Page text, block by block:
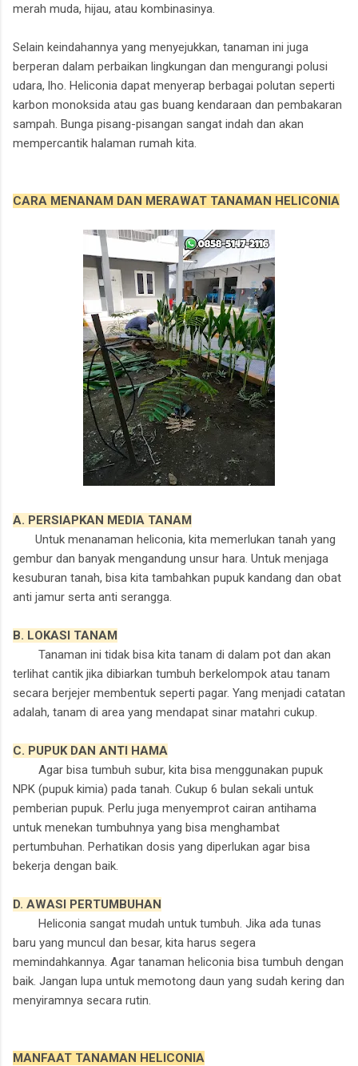
merah muda, hijau, atau kombinasinya.
Selain keindahannya yang menyejukkan, tanaman ini juga
berperan dalam perbaikan lingkungan dan mengurangi polusi
udara, lho. Heliconia dapat menyerap berbagai polutan seperti
karbon monoksida atau gas buang kendaraan dan pembakaran
sampah. Bunga pisang-pisangan sangat indah dan akan
mempercantik halaman rumah kita.
CARA MENANAM DAN MERAWAT TANAMAN HELICONIA
A. PERSIAPKAN MEDIA TANAM
Untuk menanaman heliconia, kita memerlukan tanah yang
gembur dan banyak mengandung unsur hara. Untuk menjaga
kesuburan tanah, bisa kita tambahkan pupuk kandang dan obat
anti jamur serta anti serangga.
B. LOKASI TANAM
Tanaman ini tidak bisa kita tanam di dalam pot dan akan
terlihat cantik jika dibiarkan tumbuh berkelompok atau tanam
secara berjejer membentuk seperti pagar. Yang menjadi catatan
adalah, tanam di area yang mendapat sinar matahri cukup.
C. PUPUK DAN ANTI HAMA
Agar bisa tumbuh subur, kita bisa menggunakan pupuk
NPK (pupuk kimia) pada tanah. Cukup 6 bulan sekali untuk
pemberian pupuk. Perlu juga menyemprot cairan antihama
untuk menekan tumbuhnya yang bisa menghambat
pertumbuhan. Perhatikan dosis yang diperlukan agar bisa
bekerja dengan baik.
D. AWASI PERTUMBUHAN
Heliconia sangat mudah untuk tumbuh. Jika ada tunas
baru yang muncul dan besar, kita harus segera
memindahkannya. Agar tanaman heliconia bisa tumbuh dengan
baik. Jangan lupa untuk memotong daun yang sudah kering dan
menyiramnya secara rutin.
MANFAAT TANAMAN HELICONIA